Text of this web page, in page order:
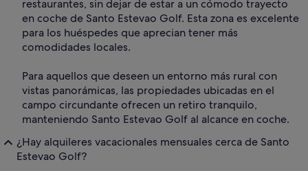
restaurantes, sin dejar de estar a un cómodo trayecto
en coche de Santo Estevao Golf. Esta zona es excelente
para los huéspedes que aprecian tener más
comodidades locales.
Para aquellos que deseen un entorno más rural con
vistas panorámicas, las propiedades ubicadas en el
campo circundante ofrecen un retiro tranquilo,
manteniendo Santo Estevao Golf al alcance en coche.
¿Hay alquileres vacacionales mensuales cerca de Santo
Estevao Golf?